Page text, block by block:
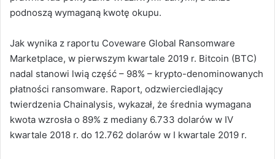
podnoszą wymaganą kwotę okupu.
Jak wynika z raportu Coveware Global Ransomware
Marketplace, w pierwszym kwartale 2019 r. Bitcoin (BTC)
nadal stanowi lwią część – 98% – krypto-denominowanych
płatności ransomware. Raport, odzwierciedlający
twierdzenia Chainalysis, wykazał, że średnia wymagana
kwota wzrosła o 89% z mediany 6.733 dolarów w IV
kwartale 2018 r. do 12.762 dolarów w I kwartale 2019 r.